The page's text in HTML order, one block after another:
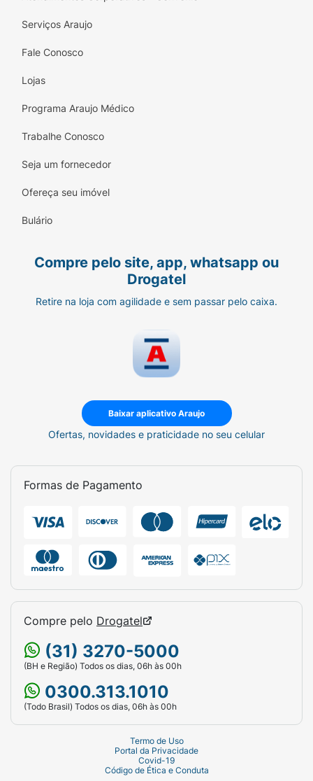
Serviços Araujo
Fale Conosco
Lojas
Programa Araujo Médico
Trabalhe Conosco
Seja um fornecedor
Ofereça seu imóvel
Bulário
Compre pelo site, app, whatsapp ou
Drogatel
Retire na loja com agilidade e sem passar pelo caixa.
Baixar aplicativo Araujo
Ofertas, novidades e praticidade no seu celular
Formas de Pagamento
Compre pelo Drogatel
(31) 3270-5000
(BH e Região) Todos os dias, 06h às 00h
0300.313.1010
(Todo Brasil) Todos os dias, 06h às 00h
Termo de Uso
Portal da Privacidade
Covid-19
Código de Ética e Conduta